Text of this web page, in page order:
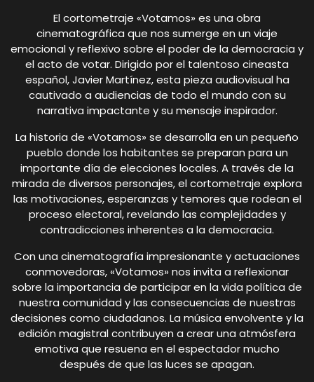
El cortometraje «Votamos» es una obra
cinematográfica que nos sumerge en un viaje
emocional y reflexivo sobre el poder de la democracia y
el acto de votar. Dirigido por el talentoso cineasta
español, Javier Martínez, esta pieza audiovisual ha
cautivado a audiencias de todo el mundo con su
narrativa impactante y su mensaje inspirador.
La historia de «Votamos» se desarrolla en un pequeño
pueblo donde los habitantes se preparan para un
importante día de elecciones locales. A través de la
mirada de diversos personajes, el cortometraje explora
las motivaciones, esperanzas y temores que rodean el
proceso electoral, revelando las complejidades y
contradicciones inherentes a la democracia.
Con una cinematografía impresionante y actuaciones
conmovedoras, «Votamos» nos invita a reflexionar
sobre la importancia de participar en la vida política de
nuestra comunidad y las consecuencias de nuestras
decisiones como ciudadanos. La música envolvente y la
edición magistral contribuyen a crear una atmósfera
emotiva que resuena en el espectador mucho
después de que las luces se apagan.